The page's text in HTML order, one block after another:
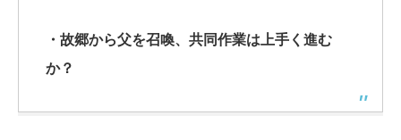
・故郷から父を召喚、共同作業は上手く進む
か？